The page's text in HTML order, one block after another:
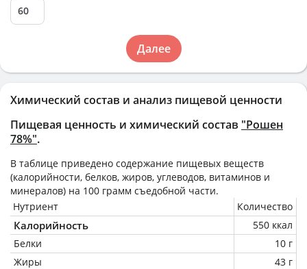
Химический состав и анализ пищевой ценности
Пищевая ценность и химический состав "Рошен
78%".
В таблице приведено содержание пищевых веществ
(калорийности, белков, жиров, углеводов, витаминов и
минералов) на 100 грамм съедобной части.
Нутриент
Количество
Калорийность
550 ккал
Белки
10 г
Жиры
43 г
Далее